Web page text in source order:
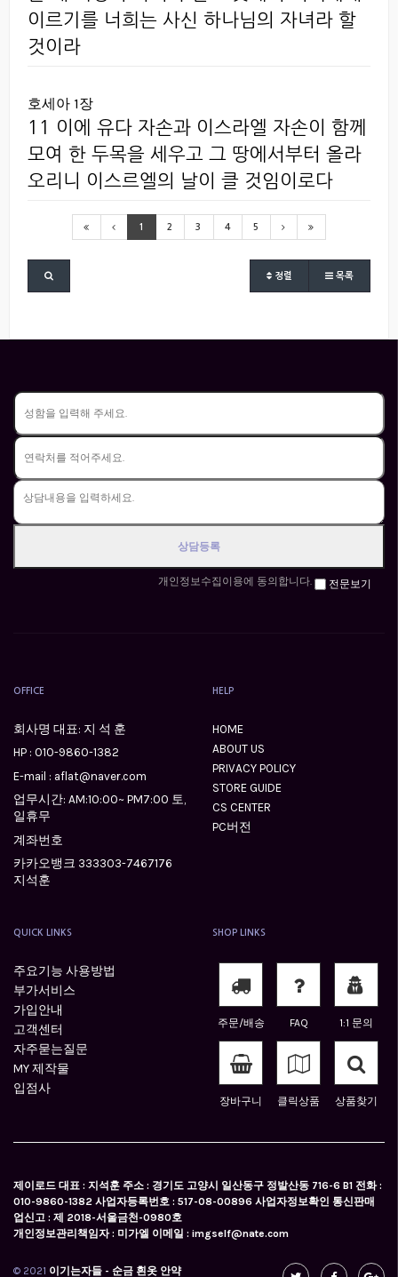
이르기를 너희는 사신 하나님의 자녀라 할
것이라
호세아 1장
11 이에 유다 자손과 이스라엘 자손이 함께
모여 한 두목을 세우고 그 땅에서부터 올라
오리니 이스르엘의 날이 클 것임이로다
1 2 3 4 5
정렬 목록
개인정보수집이용에 동의합니다. 전문보기
OFFICE
회사명 대표: 지 석 훈
HP : 010-9860-1382
E-mail : aflat@naver.com
업무시간: AM:10:00~ PM7:00 토,
일휴무
계좌번호
카카오뱅크 333303-7467176
지석훈
HELP
HOME
ABOUT US
PRIVACY POLICY
STORE GUIDE
CS CENTER
PC버전
QUICK LINKS
주요기능 사용방법
부가서비스
가입안내
고객센터
자주묻는질문
MY 제작물
입점사
SHOP LINKS
주문/배송 FAQ 1:1 문의
장바구니 클릭상품 상품찾기
제이로드 대표 : 지석훈 주소 : 경기도 고양시 일산동구 정발산동 716-6 B1 전화 :
010-9860-1382 사업자등록번호 : 517-08-00896 사업자정보확인 통신판매
업신고 : 제 2018-서울금천-0980호
개인정보관리책임자 : 미가엘 이메일 : imgself@nate.com
© 2021 이기는자들 - 순금 흰옷 안약